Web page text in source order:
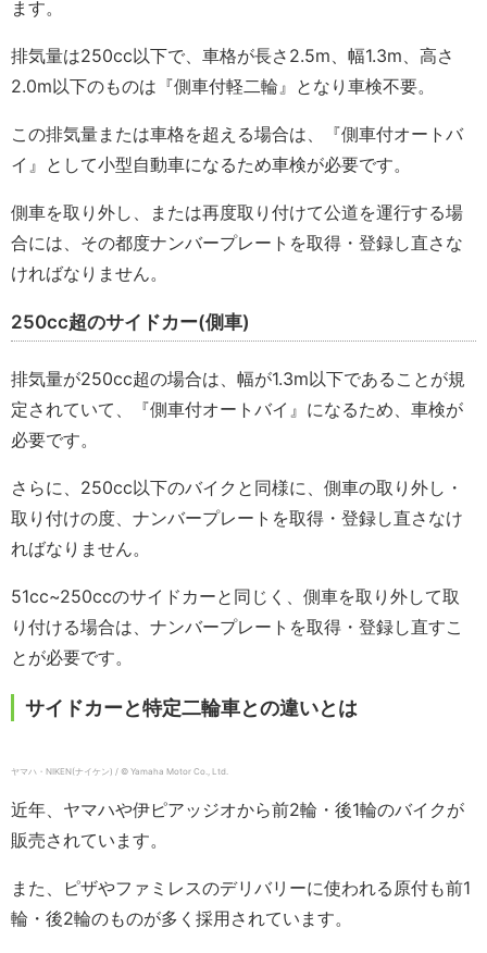
ます。
排気量は250cc以下で、車格が長さ2.5m、幅1.3m、高さ
2.0m以下のものは『側車付軽二輪』となり車検不要。
この排気量または車格を超える場合は、『側車付オートバ
イ』として小型自動車になるため車検が必要です。
側車を取り外し、または再度取り付けて公道を運行する場
合には、その都度ナンバープレートを取得・登録し直さな
ければなりません。
250cc超のサイドカー(側車)
排気量が250cc超の場合は、幅が1.3m以下であることが規
定されていて、『側車付オートバイ』になるため、車検が
必要です。
さらに、250cc以下のバイクと同様に、側車の取り外し・
取り付けの度、ナンバープレートを取得・登録し直さなけ
ればなりません。
51cc~250ccのサイドカーと同じく、側車を取り外して取
り付ける場合は、ナンバープレートを取得・登録し直すこ
とが必要です。
サイドカーと特定二輪車との違いとは
ヤマハ・NIKEN(ナイケン) / © Yamaha Motor Co., Ltd.
近年、ヤマハや伊ピアッジオから前2輪・後1輪のバイクが
販売されています。
また、ピザやファミレスのデリバリーに使われる原付も前1
輪・後2輪のものが多く採用されています。